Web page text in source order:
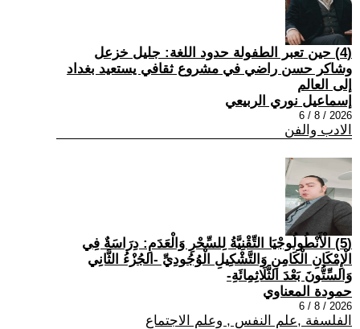
(4) حين تعبر الطفولة حدود اللغة: جليل خزعل
وشاكر حسن راضي في مشروع ثقافي يستعيد بغداد
إلى العالم
إسماعيل نوري الربيعي
2026 / 8 / 6
الادب والفن
(5) الْأَنْطُولُوجْيَا التِّقْنِيَّةُ لِلسِّحْرِ وَالْعَدَمِ: دِرَاسَةٌ فِي
الْإِمْكَانِ الْكَامِنِ وَالتَّشْكِيلِ الْوُجُودِيِّ -الجُزْءُ الثَّانِي
وَالسِّتُّونَ بَعْدَ الثَّلَاثِمِائَةِ-
حمودة المعناوي
2026 / 8 / 6
الفلسفة ,علم النفس , وعلم الاجتماع